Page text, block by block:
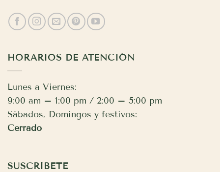
HORARIOS DE ATENCIÓN
Lunes a Viernes:
9:00 am – 1:00 pm / 2:00 – 5:00 pm
Sábados, Domingos y festivos:
Cerrado
SUSCRÍBETE